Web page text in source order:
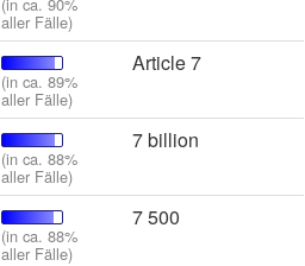
aller Fälle)
(in ca. 89%
aller Fälle)
Article 7
(in ca. 88%
aller Fälle)
7 billion
(in ca. 88%
aller Fälle)
7 500